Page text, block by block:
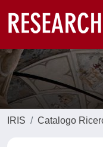
IRIS Catalogo